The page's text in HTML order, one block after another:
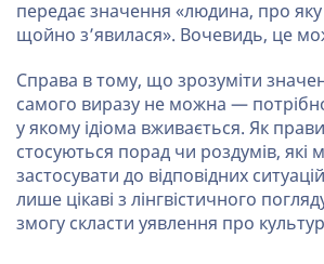
передає значення «людина, про
щойно з’явилася». Вочевидь, це
Справа в тому, що зрозуміти
самого виразу не можна —
у якому ідіома вживається. Як
стосуються порад чи роздумів, які
застосувати до відповідних
лише цікаві з лінгвістичного
змогу скласти уявлення про